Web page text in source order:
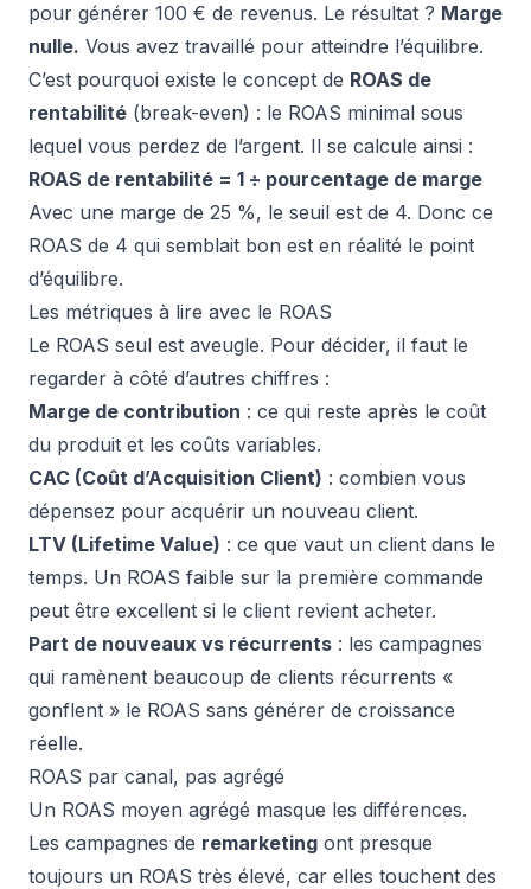
pour générer 100 € de revenus. Le résultat ? Marge
nulle. Vous avez travaillé pour atteindre l’équilibre.
C’est pourquoi existe le concept de ROAS de
rentabilité (break-even) : le ROAS minimal sous
lequel vous perdez de l’argent. Il se calcule ainsi :
ROAS de rentabilité = 1 ÷ pourcentage de marge
Avec une marge de 25 %, le seuil est de 4. Donc ce
ROAS de 4 qui semblait bon est en réalité le point
d’équilibre.
Les métriques à lire avec le ROAS
Le ROAS seul est aveugle. Pour décider, il faut le
regarder à côté d’autres chiffres :
Marge de contribution : ce qui reste après le coût
du produit et les coûts variables.
CAC (Coût d’Acquisition Client) : combien vous
dépensez pour acquérir un nouveau client.
LTV (Lifetime Value) : ce que vaut un client dans le
temps. Un ROAS faible sur la première commande
peut être excellent si le client revient acheter.
Part de nouveaux vs récurrents : les campagnes
qui ramènent beaucoup de clients récurrents «
gonflent » le ROAS sans générer de croissance
réelle.
ROAS par canal, pas agrégé
Un ROAS moyen agrégé masque les différences.
Les campagnes de remarketing ont presque
toujours un ROAS très élevé, car elles touchent des